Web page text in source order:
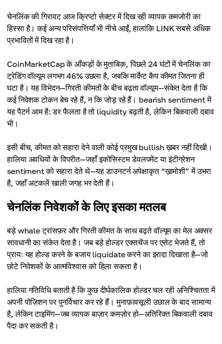
चेनलिंक की गिरावट आज क्रिप्टो सेक्टर में दिख रही व्यापक कमजोरी का
हिस्सा है। कई अन्य परिसंपत्तियाँ भी नीचे आईं, हालांकि LINK सबसे अधिक
प्रभावितों में दिख रहा है।
CoinMarketCap के आँकड़ों के मुताबिक़, पिछले 24 घंटों में चेनलिंक का
ट्रेडिंग वॉल्यूम लगभग 46% उछला है, जबकि मार्केट कैप कीमत जितना ही
घटा है। यह विभेदन—गिरती कीमतों के बीच बढ़ता वॉल्यूम—संकेत देता है कि
कई निवेशक टोकन बेच रहे हैं, न कि जोड़ रहे हैं। bearish sentiment में
यह पैटर्न आम है: डर फैलता है तो liquidity बढ़ती है, लेकिन बिकवाली दबाव
भी।
इसी बीच, कीमत को सहारा देने वाली कोई प्रमुख bullish ख़बर नहीं दिखी।
हालिया अवधियों के विपरीत—जहाँ इकोसिस्टम डेवलपमेंट या इंटीग्रेशन
sentiment को सहारा देते थे—यह डाउनटर्न अपेक्षाकृत “ख़ामोशी” में उभरा
है, जहाँ अटकलें खाली जगह भर देती हैं।
चेनलिंक निवेशकों के लिए इसका मतलब
बड़े whale ट्रांसफ़र और गिरती कीमत के साथ बढ़ते वॉल्यूम का मेल अक्सर
सावधानी का संकेत देता है। जब बड़े होल्डर एक्सचेंज पर एसेट भेजते हैं, तो
प्रायः यह होल्ड करने के बजाय liquidate करने का इरादा दिखाता है—जो
छोटे निवेशकों के आत्मविश्वास को हिला सकता है।
हालिया गतिविधि बताती है कि कुछ दीर्घकालिक होल्डर चल रही अनिश्चितता में
अपनी पोज़िशन पर पुनर्विचार कर रहे हैं। मुनाफ़ावसूली उछाल के बाद सामान्य
है, लेकिन टाइमिंग—जब व्यापक बाज़ार कमज़ोर हो—अतिरिक्त बिकवाली दबाव
पैदा कर सकती है।